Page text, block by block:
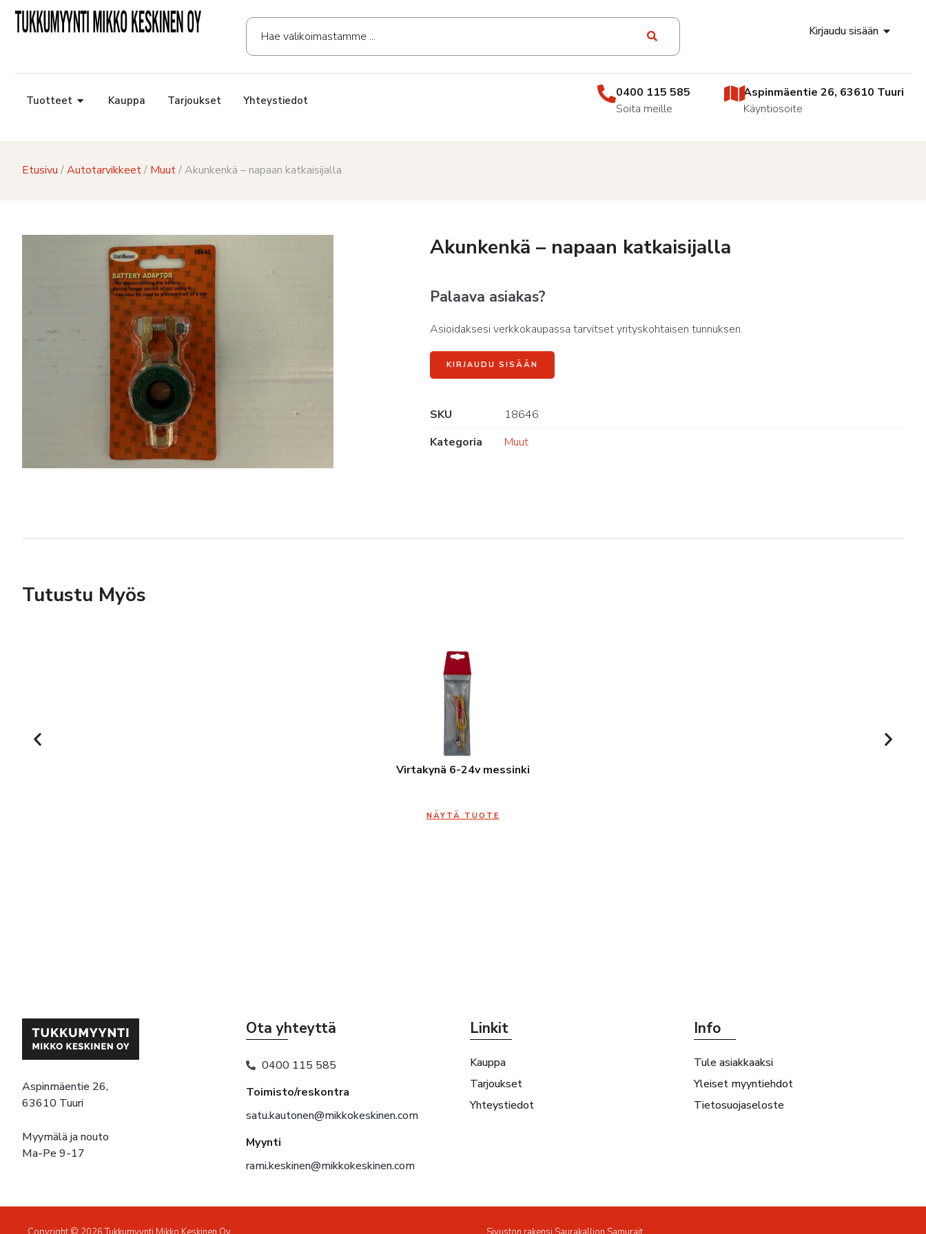
Kirjaudu sisään
Tuotteet Kauppa Tarjoukset Yhteystiedot
0400 115 585
Soita meille
Aspinmäentie 26, 63610 Tuuri
Käyntiosoite
Etusivu /Autotarvikkeet/ Muut/ Akunkenkä – napaan katkaisijalla
Akunkenkä – napaan katkaisijalla
Palaava asiakas?
Asioidaksesi verkkokaupassa tarvitset yrityskohtaisen tunnuksen.
KIRJAUDU SISÄÄN
SKU
18646
Kategoria
Muut
Tutustu Myös
Virtakynä 6-24v messinki
NÄYTÄ TUOTE
Aspinmäentie 26,
63610 Tuuri
Myymälä ja nouto
Ma-Pe 9-17
Ota yhteyttä
0400 115 585
Toimisto/reskontra
satu.kautonen@mikkokeskinen.com
Myynti
rami.keskinen@mikkokeskinen.com
Linkit
Kauppa
Tarjoukset
Yhteystiedot
Info
Tule asiakkaaksi
Yleiset myyntiehdot
Tietosuojaseloste